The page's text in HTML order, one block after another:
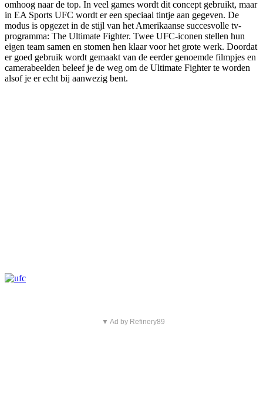
omhoog naar de top. In veel games wordt dit concept gebruikt, maar
in EA Sports UFC wordt er een speciaal tintje aan gegeven. De
modus is opgezet in de stijl van het Amerikaanse succesvolle tv-
programma: The Ultimate Fighter. Twee UFC-iconen stellen hun
eigen team samen en stomen hen klaar voor het grote werk. Doordat
er goed gebruik wordt gemaakt van de eerder genoemde filmpjes en
camerabeelden beleef je de weg om de Ultimate Fighter te worden
alsof je er echt bij aanwezig bent.
▼ Ad by Refinery89